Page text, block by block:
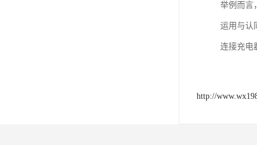
举例而言
运用与认
连接充电
http://